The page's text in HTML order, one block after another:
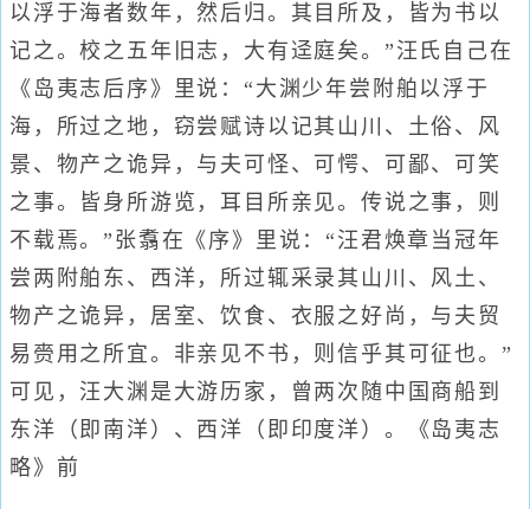
以浮于海者数年，然后归。其目所及，皆为书以
记之。校之五年旧志，大有迳庭矣。”汪氏自己在
《岛夷志后序》里说：“大渊少年尝附舶以浮于
海，所过之地，窃尝赋诗以记其山川、土俗、风
景、物产之诡异，与夫可怪、可愕、可鄙、可笑
之事。皆身所游览，耳目所亲见。传说之事，则
不载焉。”张翥在《序》里说：“汪君焕章当冠年
尝两附舶东、西洋，所过辄采录其山川、风土、
物产之诡异，居室、饮食、衣服之好尚，与夫贸
易赍用之所宜。非亲见不书，则信乎其可征也。”
可见，汪大渊是大游历家，曾两次随中国商船到
东洋（即南洋）、西洋（即印度洋）。《岛夷志
略》前